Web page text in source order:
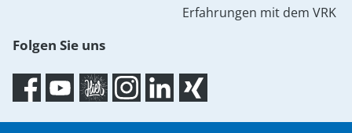
Erfahrungen mit dem VRK
Folgen Sie uns